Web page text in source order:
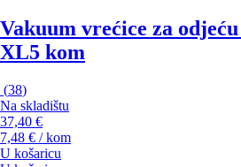
Vakuum vrećice za
XL5 kom
(38)
Na skladištu
37,40 €
7,48 € / kom
U košaricu